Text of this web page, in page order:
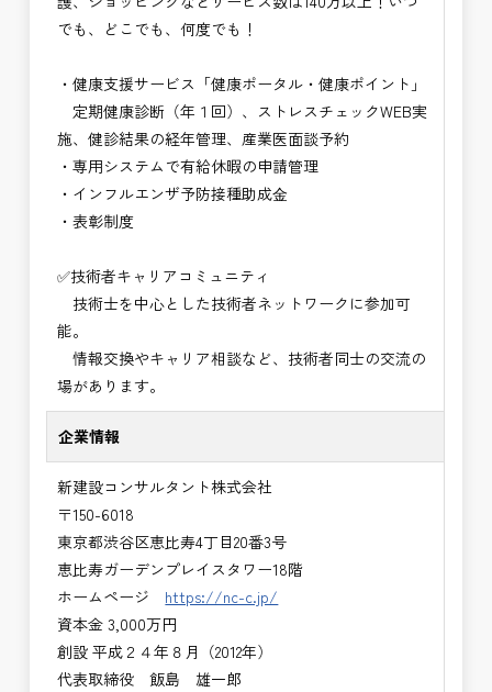
でも、どこでも、何度でも！
・健康支援サービス「健康ポータル・健康ポイント」
定期健康診断（年１回）、ストレスチェックWEB実
施、健診結果の経年管理、産業医面談予約
・専用システムで有給休暇の申請管理
・インフルエンザ予防接種助成⾦
・表彰制度
✅技術者キャリアコミュニティ
技術士を中心とした技術者ネットワークに参加可
能。
情報交換やキャリア相談など、技術者同士の交流の
場があります。
企業情報
新建設コンサルタント株式会社
〒150-6018
東京都渋谷区恵比寿4丁目20番3号
恵比寿ガーデンプレイスタワー18階
ホームページ https://nc-c.jp/
資本金 3,000万円
創設 平成２４年８月（2012年）
代表取締役 飯島 雄一郎